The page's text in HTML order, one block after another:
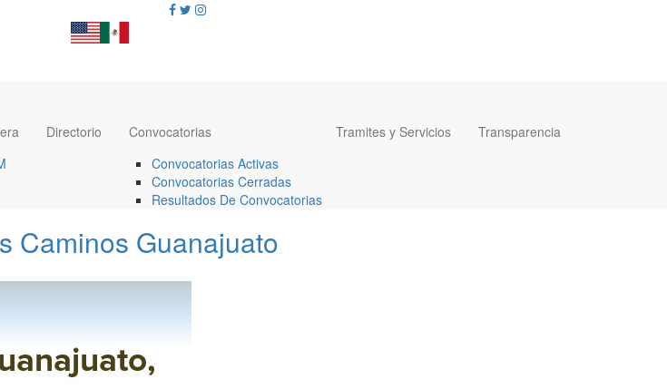
Directorio
Convocatorias
Convocatorias Activas
Convocatorias Cerradas
Resultados De Convocatorias
Tramites y Servicios Transparencia
Caminos Guanajuato